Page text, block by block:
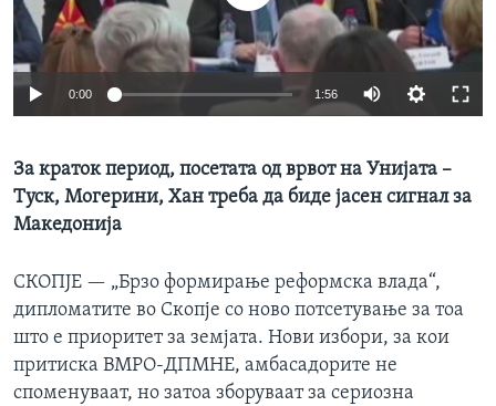
ИНТЕРВЈУА
Јазици
0:00 1:56
За краток период, посетата од врвот на Унијата –
Туск, Могерини, Хан треба да биде јасен сигнал за
Македонија
СКОПЈЕ — „Брзо формирање реформска влада“,
дипломатите во Скопје со ново потсетување за тоа
што е приоритет за земјата. Нови избори, за кои
притиска ВМРО-ДПМНЕ, амбасадорите не
споменуваат, но затоа зборуваат за сериозна